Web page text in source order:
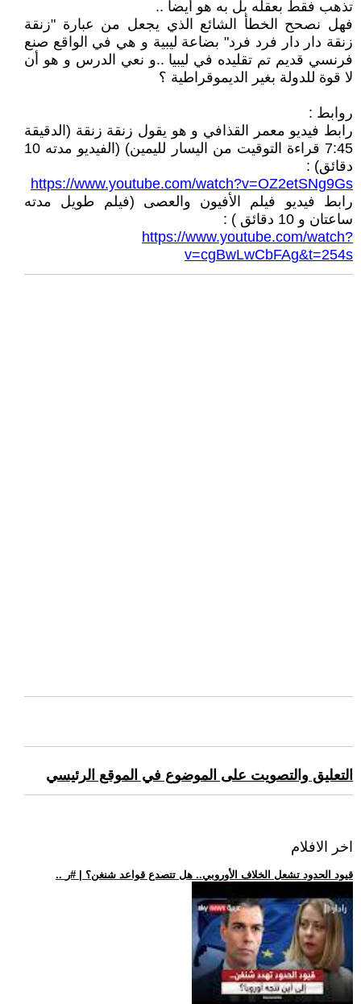
تذهب فقط بعقله بل به هو أيضا ..
فهل نصحح الخطأ الشائع الذي يجعل من عبارة "زنقة
زنقة دار دار فرد فرد" بضاعة ليبية و هي في الواقع صنع
فرنسي قديم تم تقليده في ليبيا ..و نعي الدرس و هو أن
لا قوة للدولة بغير الديموقراطية ؟
روابط :
رابط فيديو معمر القذافي و هو يقول زنقة زنقة (الدقيقة
7:45 قراءة التوقيت من اليسار لليمين) (الفيديو مدته 10
دقائق) :
https://www.youtube.com/watch?v=OZ2etSNg9Gs
رابط فيديو فيلم الأفيون والعصى (فيلم طويل مدته
ساعتان و 10 دقائق ) :
https://www.youtube.com/watch?
v=cgBwLwCbFAg&t=254s
التعليق والتصويت على الموضوع في الموقع الرئيسي
اخر الافلام
.. قيود الحدود تشعل الخلاف الأوروبي.. هل تتصدع قواعد شنغن؟ | #ر